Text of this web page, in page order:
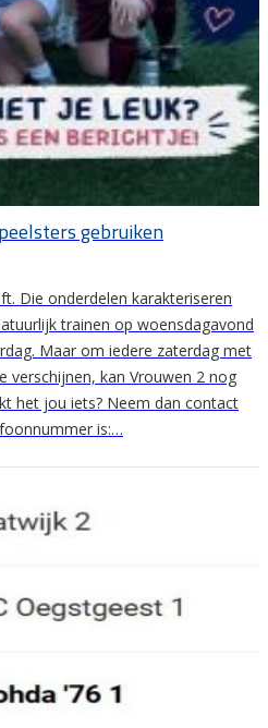
gebruiken
Die onderdelen karakteriseren
trainen op woensdagavond
Maar om iedere zaterdag met
verschijnen, kan Vrouwen 2 nog
het jou iets? Neem dan contact
is:…